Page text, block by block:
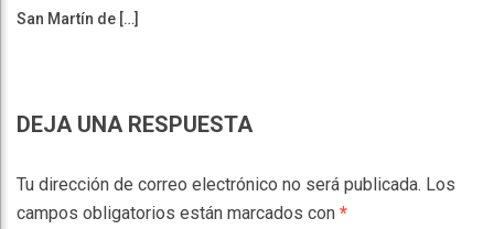
San Martín de […]
DEJA UNA RESPUESTA
Tu dirección de correo electrónico no será publicada. Los
campos obligatorios están marcados con *